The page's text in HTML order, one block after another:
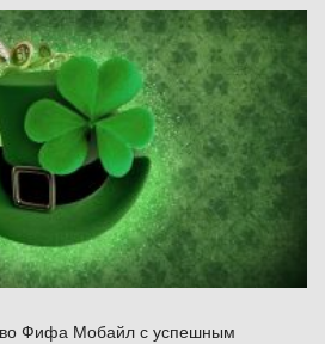
Фифа Мобайл с успешным